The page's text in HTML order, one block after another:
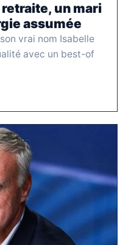
un mari
assumée
vrai nom Isabelle
avec un best-of